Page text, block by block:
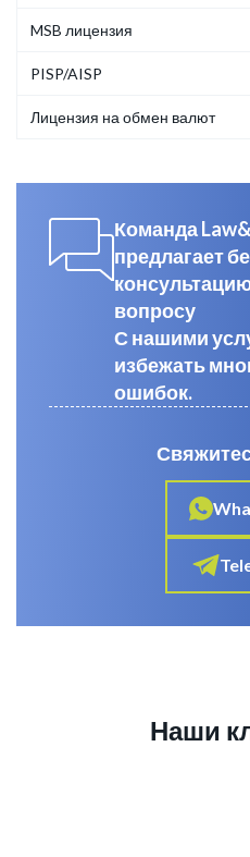
MSB лицензия
PISP/AISP
Лицензия на обмен валют
Команда
предлагает
вопросу
С нашими
избежать
ошибок.
Наши